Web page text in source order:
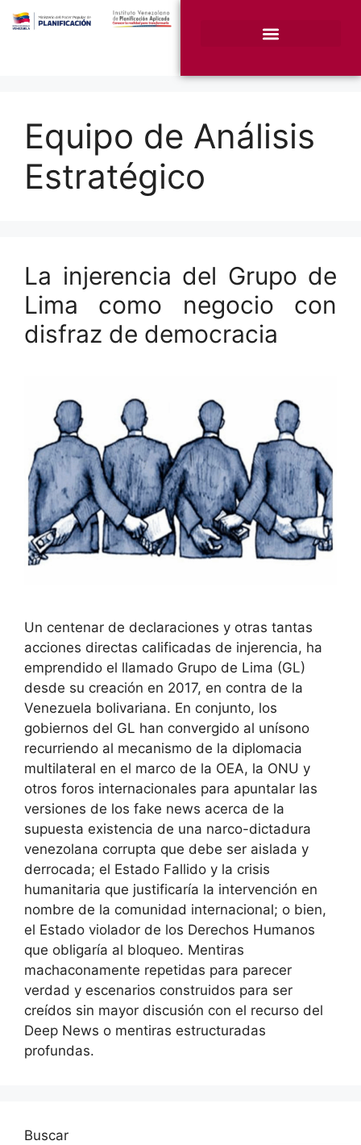
Equipo de Análisis
Estratégico
La injerencia del Grupo de
Lima como negocio con
disfraz de democracia
Un centenar de declaraciones y otras tantas
acciones directas calificadas de injerencia, ha
emprendido el llamado Grupo de Lima (GL)
desde su creación en 2017, en contra de la
Venezuela bolivariana. En conjunto, los
gobiernos del GL han convergido al unísono
recurriendo al mecanismo de la diplomacia
multilateral en el marco de la OEA, la ONU y
otros foros internacionales para apuntalar las
versiones de los fake news acerca de la
supuesta existencia de una narco-dictadura
venezolana corrupta que debe ser aislada y
derrocada; el Estado Fallido y la crisis
humanitaria que justificaría la intervención en
nombre de la comunidad internacional; o bien,
el Estado violador de los Derechos Humanos
que obligaría al bloqueo. Mentiras
machaconamente repetidas para parecer
verdad y escenarios construidos para ser
creídos sin mayor discusión con el recurso del
Deep News o mentiras estructuradas
profundas.
Buscar